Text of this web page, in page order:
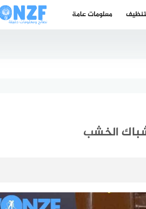
معلومات عامة
الخشب